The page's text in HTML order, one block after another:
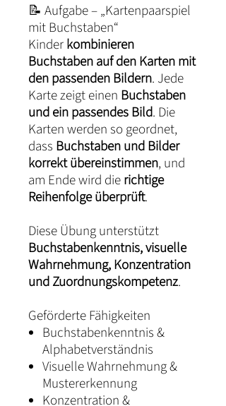
📝 Aufgabe – „Kartenpaarspiel
mit Buchstaben“
Kinderkombinieren
Buchstaben auf den Karten mit
den passenden Bildern. Jede
Karte zeigt einen Buchstaben
und ein passendes Bild. Die
Karten werden so geordnet,
dass Buchstaben und Bilder
korrekt übereinstimmen, und
am Ende wird dierichtige
Reihenfolge überprüft.
Diese Übung unterstützt
Buchstabenkenntnis, visuelle
Wahrnehmung, Konzentration
und Zuordnungskompetenz.
Geförderte Fähigkeiten
Buchstabenkenntnis &
Alphabetverständnis
Visuelle Wahrnehmung &
Mustererkennung
Konzentration &